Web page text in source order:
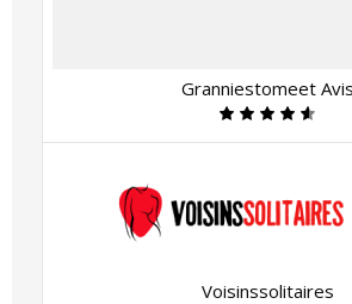
Granniestomeet Avis
Voisinssolitaires